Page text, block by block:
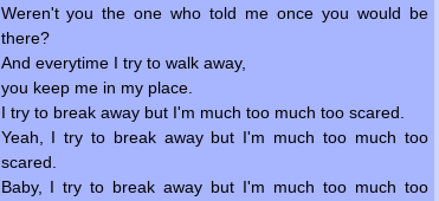
Weren't you the one who told me once you would be
there?
And everytime I try to walk away,
you keep me in my place.
I try to break away but I'm much too much too scared.
Yeah, I try to break away but I'm much too much too
scared.
Baby, I try to break away but I'm much too much too